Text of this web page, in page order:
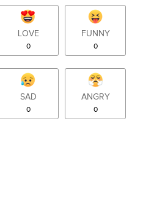
LOVE
0
FUNNY
0
SAD
0
ANGRY
0